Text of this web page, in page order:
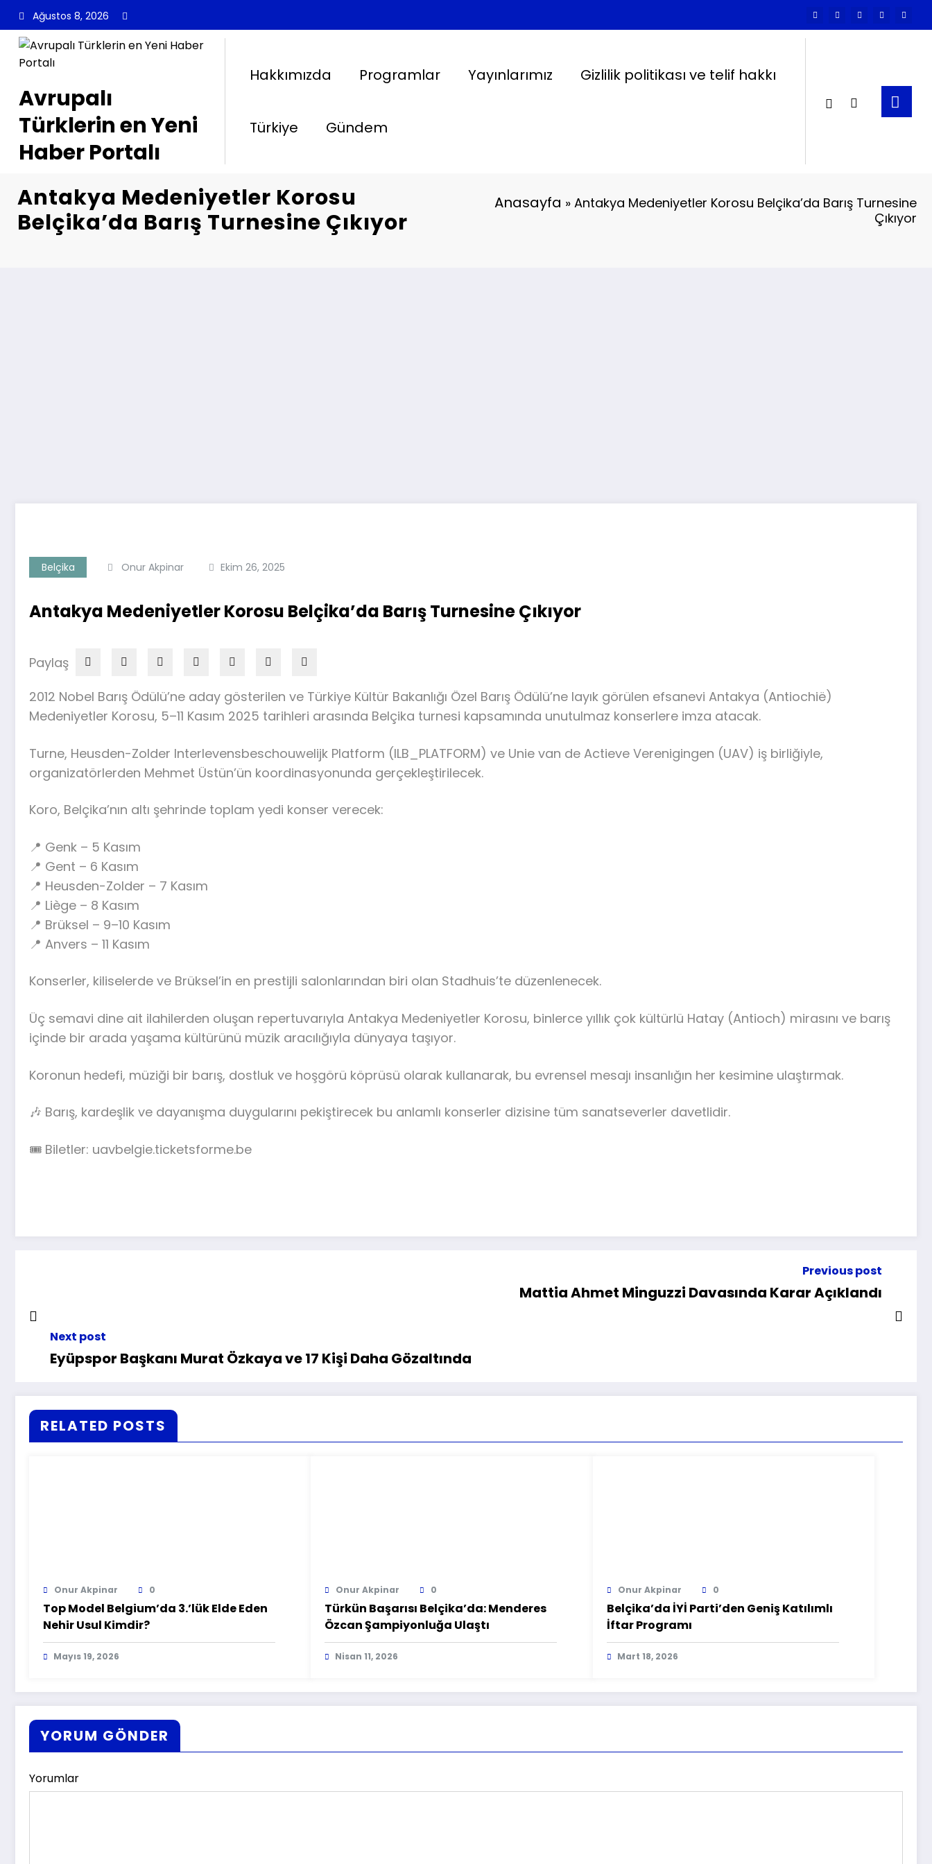
Ağustos 8, 2026
Avrupalı
Türklerin en Yeni
Haber Portalı
Hakkımızda Programlar Yayınlarımız Gizlilik politikası ve telif hakkı
Türkiye Gündem
Antakya Medeniyetler Korosu
Belçika’da Barış Turnesine Çıkıyor
Anasayfa » Antakya Medeniyetler Korosu Belçika’da Barış Turnesine
Çıkıyor
Belçika Onur Akpinar Ekim 26, 2025
Antakya Medeniyetler Korosu Belçika’da Barış Turnesine Çıkıyor
Paylaş
2012 Nobel Barış Ödülü’ne aday gösterilen ve Türkiye Kültür Bakanlığı Özel Barış Ödülü’ne layık görülen efsanevi Antakya (Antiochië)
Medeniyetler Korosu, 5–11 Kasım 2025 tarihleri arasında Belçika turnesi kapsamında unutulmaz konserlere imza atacak.
Turne, Heusden-Zolder Interlevensbeschouwelijk Platform (ILB_PLATFORM) ve Unie van de Actieve Verenigingen (UAV) iş birliğiyle,
organizatörlerden Mehmet Üstün’ün koordinasyonunda gerçekleştirilecek.
Koro, Belçika’nın altı şehrinde toplam yedi konser verecek:
📍 Genk – 5 Kasım
📍 Gent – 6 Kasım
📍 Heusden-Zolder – 7 Kasım
📍 Liège – 8 Kasım
📍 Brüksel – 9–10 Kasım
📍 Anvers – 11 Kasım
Konserler, kiliselerde ve Brüksel’in en prestijli salonlarından biri olan Stadhuis’te düzenlenecek.
Üç semavi dine ait ilahilerden oluşan repertuvarıyla Antakya Medeniyetler Korosu, binlerce yıllık çok kültürlü Hatay (Antioch) mirasını ve barış
içinde bir arada yaşama kültürünü müzik aracılığıyla dünyaya taşıyor.
Koronun hedefi, müziği bir barış, dostluk ve hoşgörü köprüsü olarak kullanarak, bu evrensel mesajı insanlığın her kesimine ulaştırmak.
🎶 Barış, kardeşlik ve dayanışma duygularını pekiştirecek bu anlamlı konserler dizisine tüm sanatseverler davetlidir.
🎟️ Biletler: uavbelgie.ticketsforme.be
Previous post
Mattia Ahmet Minguzzi Davasında Karar Açıklandı
Next post
Eyüpspor Başkanı Murat Özkaya ve 17 Kişi Daha Gözaltında
RELATED POSTS
Onur Akpinar 0
Top Model Belgium’da 3.’lük Elde Eden
Nehir Usul Kimdir?
Mayıs 19, 2026
Onur Akpinar 0
Türkün Başarısı Belçika’da: Menderes
Özcan Şampiyonluğa Ulaştı
Nisan 11, 2026
Onur Akpinar 0
Belçika’da İYİ Parti’den Geniş Katılımlı
İftar Programı
Mart 18, 2026
YORUM GÖNDER
Yorumlar